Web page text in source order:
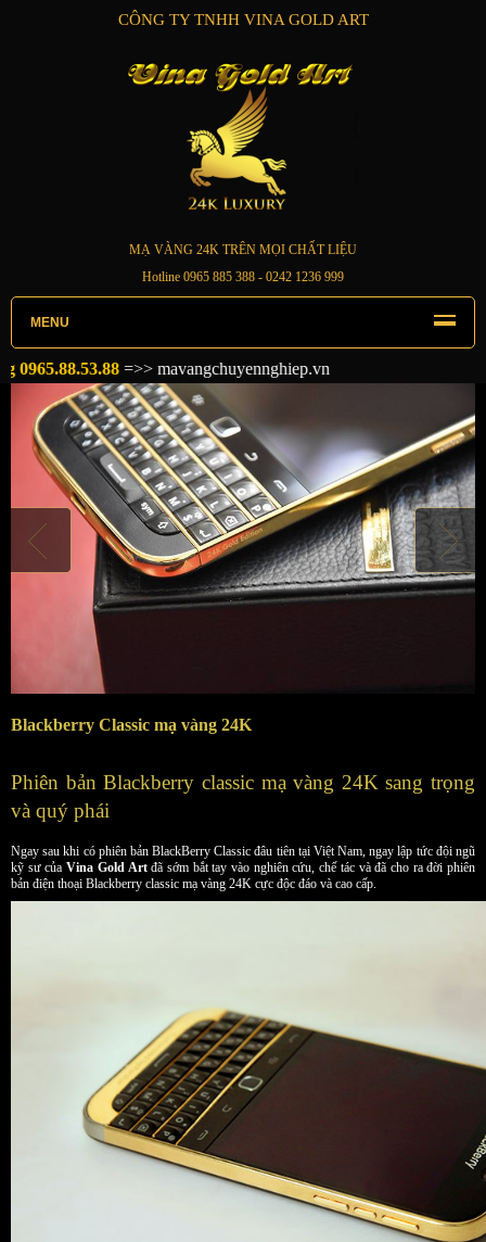
CÔNG TY TNHH VINA GOLD ART
MẠ VÀNG 24K TRÊN MỌI CHẤT LIỆU
Hotline 0965 885 388 - 0242 1236 999
MENU
=>>mavangchuyennghiep.vn
Blackberry Classic mạ vàng 24K
Phiên bản Blackberry classic mạ vàng 24K sang trọng
và quý phái
Ngay sau khi có phiên bản BlackBerry Classic đâu tiên tại Việt Nam, ngay lập tức đội ngũ
kỹ sư củaVina Gold Artđã sớm bắt tay vào nghiên cứu, chế tác và đã cho ra đời phiên
bản điện thoại Blackberry classic mạ vàng 24K cực độc đáo và cao cấp.